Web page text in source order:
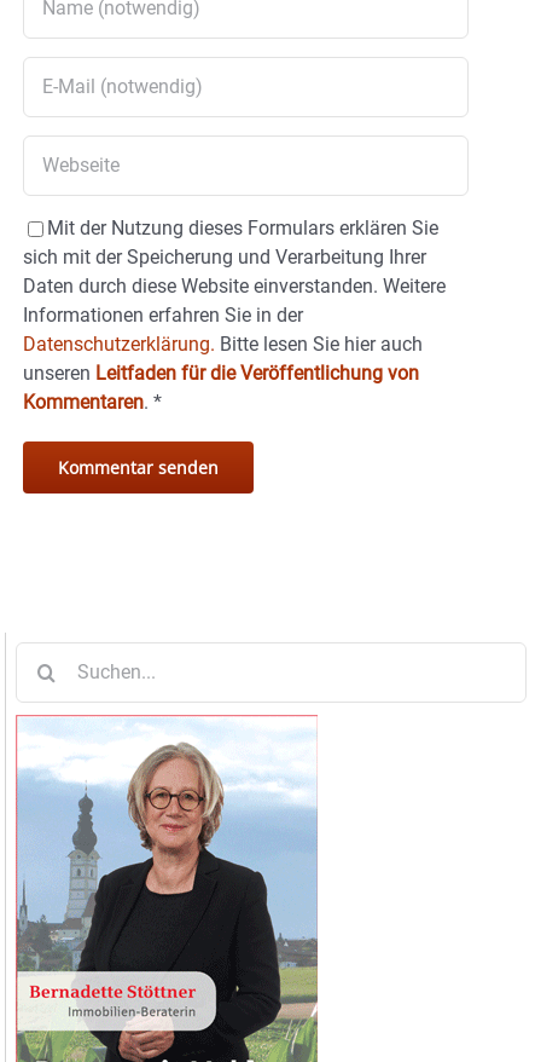
Mit der Nutzung dieses Formulars erklären Sie
sich mit der Speicherung und Verarbeitung Ihrer
Daten durch diese Website einverstanden. Weitere
Informationen erfahren Sie in der
Datenschutzerklärung. Bitte lesen Sie hier auch
unseren Leitfaden für die Veröffentlichung von
Kommentaren. *
nach: